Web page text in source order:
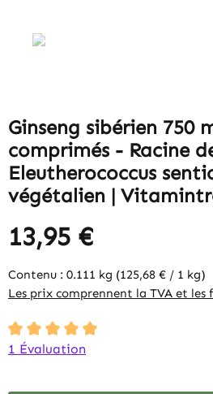
Ginseng sibérien 750
comprimés - Racine
Eleutherococcus
végétalien |
13,95 €
Contenu : 0.111 kg (125,68 € / 1 kg)
Les prix comprennent la TVA et
Durchschnittliche Bewertung von
1 Évaluation